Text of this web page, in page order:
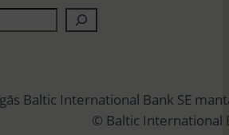
Baltic International Bank SE
© Baltic International